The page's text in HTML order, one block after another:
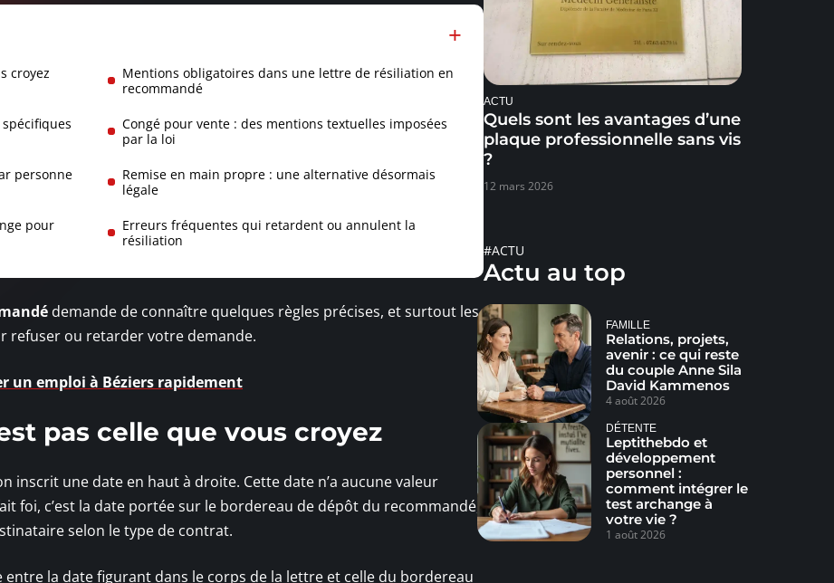
croyez
Mentions obligatoires dans une lettre de résiliation en
recommandé
Congé pour vente : des mentions textuelles imposées
par la loi
personne
Remise en main propre : une alternative désormais
légale
pour
Erreurs fréquentes qui retardent ou annulent la
résiliation
demande de connaître quelques règles précises, et surtout les
refuser ou retarder votre demande.
un emploi à Béziers rapidement
pas celle que vous croyez
inscrit une date en haut à droite. Cette date n’a aucune valeur
foi, c’est la date portée sur le bordereau de dépôt du recommandé,
selon le type de contrat.
la date figurant dans le corps de la lettre et celle du bordereau
ACTU
Quels sont les avantages d’une
plaque professionnelle sans vis
?
12 mars 2026
#ACTU
Actu au top
FAMILLE
Relations, projets,
avenir : ce qui reste
du couple Anne Sila
David Kammenos
4 août 2026
DÉTENTE
Leptithebdo et
développement
personnel :
comment intégrer le
test archange à
votre vie ?
1 août 2026